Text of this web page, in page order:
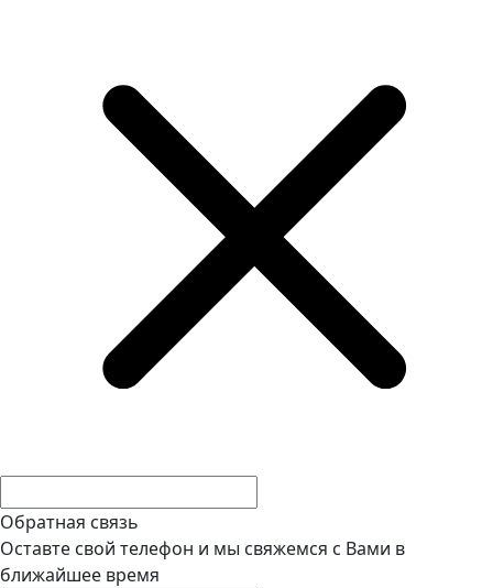
Обратная связь
Оставте свой телефон и мы свяжемся с Вами в
ближайшее время